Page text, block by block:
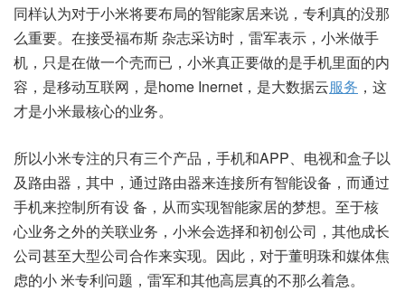
同样认为对于小米将要布局的智能家居来说，专利真的没那
么重要。在接受福布斯 杂志采访时，雷军表示，小米做手
机，只是在做一个壳而已，小米真正要做的是手机里面的内
容，是移动互联网，是home Inernet，是大数据云服务 ，这
才是小米最核心的业务。
所以小米专注的只有三个产品，手机和APP、电视和盒子以
及路由器，其中，通过路由器来连接所有智能设备，而通过
手机来控制所有设 备，从而实现智能家居的梦想。至于核
心业务之外的关联业务，小米会选择和初创公司，其他成长
公司甚至大型公司合作来实现。因此，对于董明珠和媒体焦
虑的小 米专利问题，雷军和其他高层真的不那么着急。